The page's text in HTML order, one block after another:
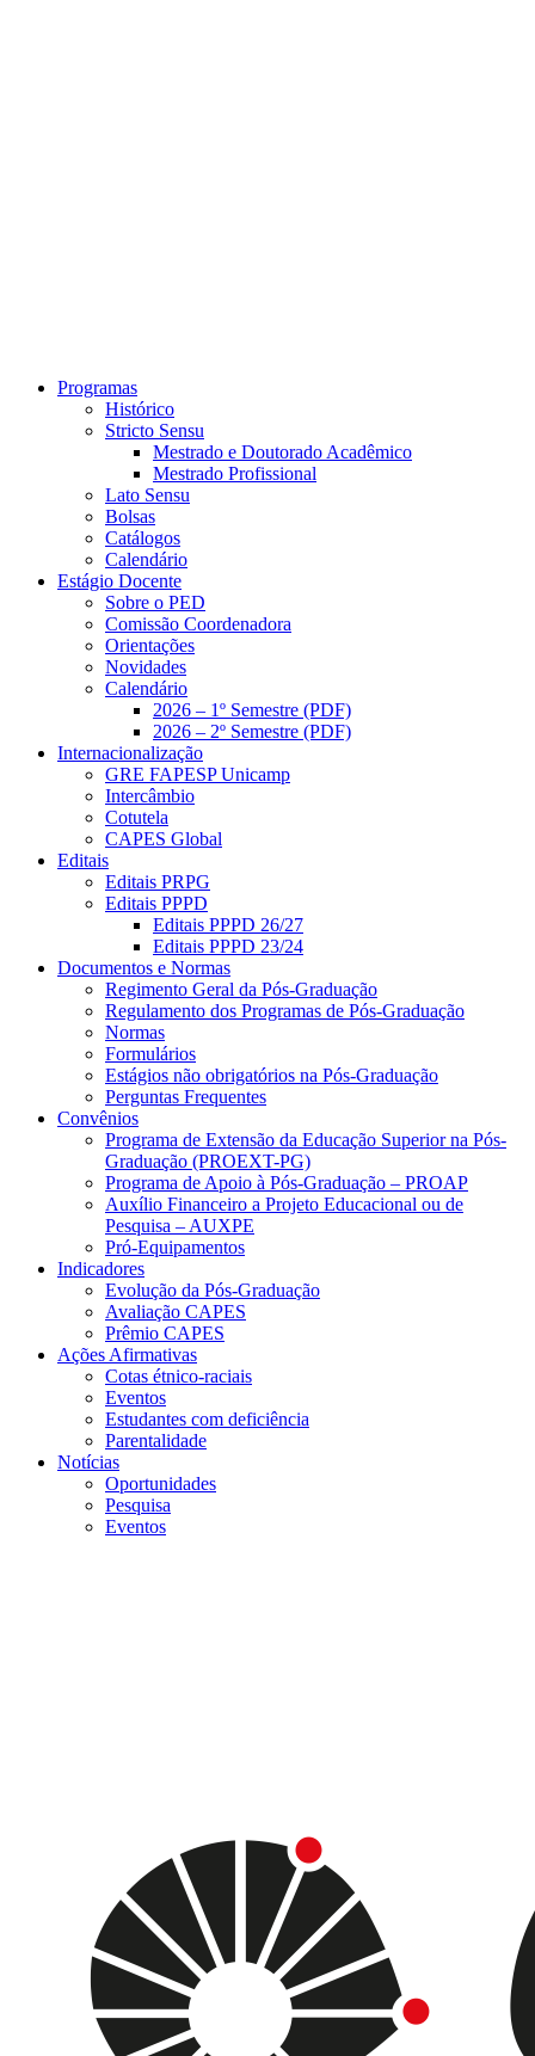
Programas
Histórico
Stricto Sensu
Mestrado e Doutorado Acadêmico
Mestrado Profissional
Lato Sensu
Bolsas
Catálogos
Calendário
Estágio Docente
Sobre o PED
Comissão Coordenadora
Orientações
Novidades
Calendário
2026 – 1º Semestre (PDF)
2026 – 2º Semestre (PDF)
Internacionalização
GRE FAPESP Unicamp
Intercâmbio
Cotutela
CAPES Global
Editais
Editais PRPG
Editais PPPD
Editais PPPD 26/27
Editais PPPD 23/24
Documentos e Normas
Regimento Geral da Pós-Graduação
Regulamento dos Programas de Pós-Graduação
Normas
Formulários
Estágios não obrigatórios na Pós-Graduação
Perguntas Frequentes
Convênios
Programa de Extensão da Educação Superior na Pós-
Graduação (PROEXT-PG)
Programa de Apoio à Pós-Graduação – PROAP
Auxílio Financeiro a Projeto Educacional ou de
Pesquisa – AUXPE
Pró-Equipamentos
Indicadores
Evolução da Pós-Graduação
Avaliação CAPES
Prêmio CAPES
Ações Afirmativas
Cotas étnico-raciais
Eventos
Estudantes com deficiência
Parentalidade
Notícias
Oportunidades
Pesquisa
Eventos